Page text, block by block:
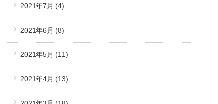
2021年7月 (4)
2021年6月 (8)
2021年5月 (11)
2021年4月 (13)